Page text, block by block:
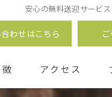
安心の無料送迎サービ
わせはこちら
アクセス